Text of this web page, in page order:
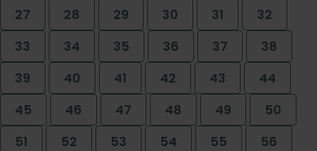
27
28 29 30 31
32
33
34 35 36 37
38
39
40 41 42 43
44
45
46 47 48 49
50
51
52 53 54 55
56